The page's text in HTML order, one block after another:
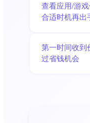
查看应用/游
合适时机再出
第一时间收到
过省钱机会